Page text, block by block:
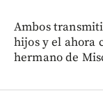
Ambos
hijos y el ahora
hermano de